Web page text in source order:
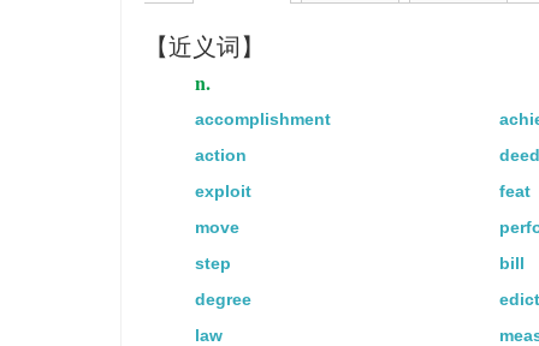
我自愿充当汽车司机.
Alcohol acts on the nervous
酒精对神经系统有影响。
【近义词】
n.
accomplishment
action
deed
exploit
feat
move
step
bill
degree
edict
law